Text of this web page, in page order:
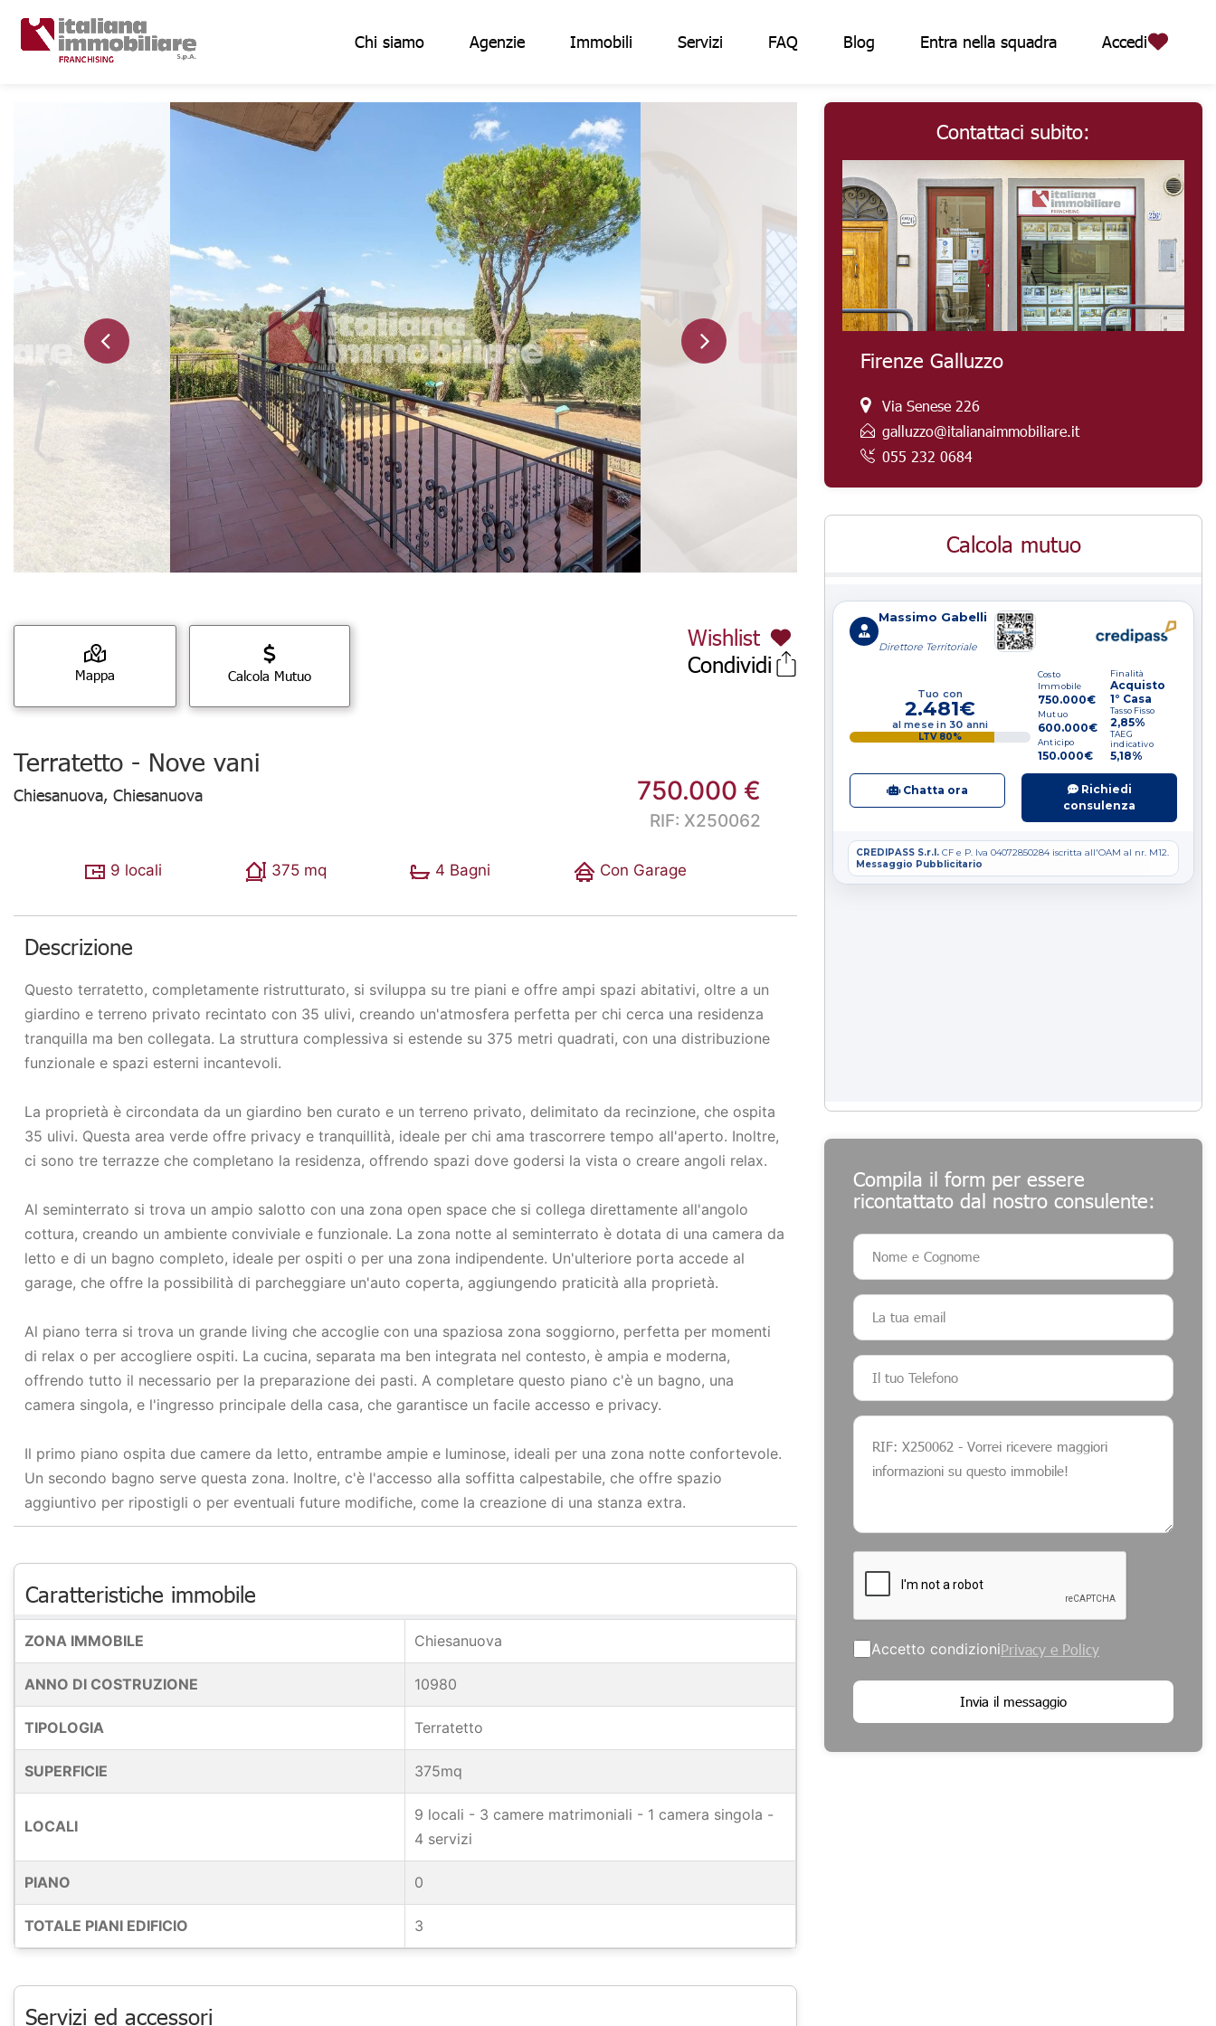
Chi siamo Agenzie Immobili Servizi FAQ Blog Entra nella squadra Accedi
Mappa Calcola Mutuo
Wishlist
Condividi
Terratetto - Nove vani
Chiesanuova, Chiesanuova 750.000 €
RIF: X250062
9 locali 375 mq 4 Bagni Con Garage
Descrizione
Questo terratetto, completamente ristrutturato, si sviluppa su tre piani e offre ampi spazi abitativi, oltre a un
giardino e terreno privato recintato con 35 ulivi, creando un'atmosfera perfetta per chi cerca una residenza
tranquilla ma ben collegata. La struttura complessiva si estende su 375 metri quadrati, con una distribuzione
funzionale e spazi esterni incantevoli.
La proprietà è circondata da un giardino ben curato e un terreno privato, delimitato da recinzione, che ospita
35 ulivi. Questa area verde offre privacy e tranquillità, ideale per chi ama trascorrere tempo all'aperto. Inoltre,
ci sono tre terrazze che completano la residenza, offrendo spazi dove godersi la vista o creare angoli relax.
Al seminterrato si trova un ampio salotto con una zona open space che si collega direttamente all'angolo
cottura, creando un ambiente conviviale e funzionale. La zona notte al seminterrato è dotata di una camera da
letto e di un bagno completo, ideale per ospiti o per una zona indipendente. Un'ulteriore porta accede al
garage, che offre la possibilità di parcheggiare un'auto coperta, aggiungendo praticità alla proprietà.
Al piano terra si trova un grande living che accoglie con una spaziosa zona soggiorno, perfetta per momenti
di relax o per accogliere ospiti. La cucina, separata ma ben integrata nel contesto, è ampia e moderna,
offrendo tutto il necessario per la preparazione dei pasti. A completare questo piano c'è un bagno, una
camera singola, e l'ingresso principale della casa, che garantisce un facile accesso e privacy.
Il primo piano ospita due camere da letto, entrambe ampie e luminose, ideali per una zona notte confortevole.
Un secondo bagno serve questa zona. Inoltre, c'è l'accesso alla soffitta calpestabile, che offre spazio
aggiuntivo per ripostigli o per eventuali future modifiche, come la creazione di una stanza extra.
Caratteristiche immobile
ZONA IMMOBILE Chiesanuova
ANNO DI COSTRUZIONE 10980
TIPOLOGIA Terratetto
SUPERFICIE 375mq
LOCALI
9 locali - 3 camere matrimoniali - 1 camera singola -
4 servizi
PIANO 0
TOTALE PIANI EDIFICIO 3
Servizi ed accessori
Contattaci subito:
Firenze Galluzzo
Via Senese 226
galluzzo@italianaimmobiliare.it
055 232 0684
Calcola mutuo
Compila il form per essere
ricontattato dal nostro consulente:
Accetto condizioniPrivacy e Policy
Invia il messaggio